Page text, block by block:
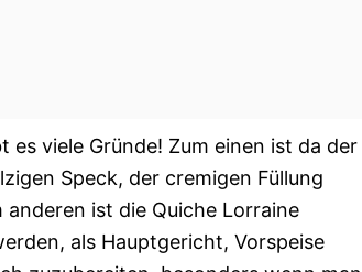
es viele Gründe! Zum einen ist da der
Speck, der cremigen Füllung
ist die Quiche Lorraine
als Hauptgericht, Vorspeise